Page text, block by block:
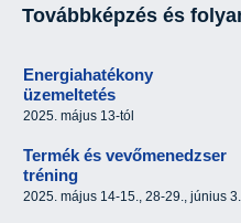
Továbbképzés és
Energiahatékony
üzemeltetés
2025. május 13-tól
Termék és vevőmenedzser
tréning
2025. május 14-15., 28-29., június 3.